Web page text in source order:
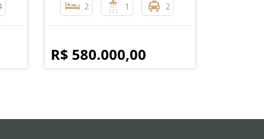
2 1 2
R$ 580.000,00